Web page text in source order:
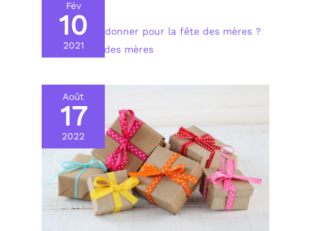
Fév
10
2021
Quel cadeau donner pour la fête des mères ?
Cadeau fête des mères
Août
17
2022